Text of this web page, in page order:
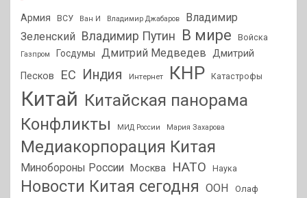
Армия ВСУ Ван И Владимир Джабаров
Владимир
Зеленский Владимир Путин В мире Войска
Газпром Госдумы Дмитрий Медведев Дмитрий
Песков
ЕС Индия Интернет КНР Катастрофы
Китай Китайская панорама
Конфликты
МИД России Мария Захарова
Медиакорпорация Китая
Минобороны России Москва НАТО Наука
Новости Китая сегодня ООН
Олаф